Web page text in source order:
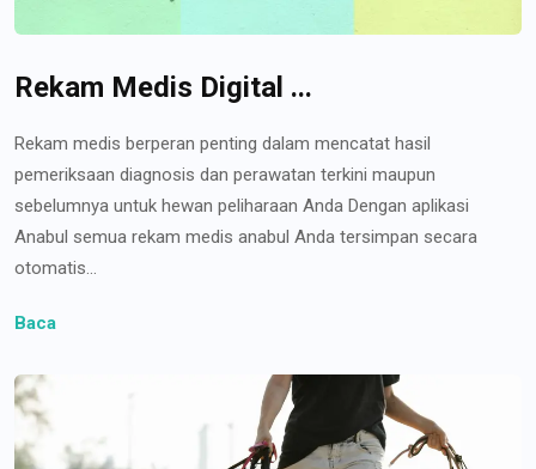
Rekam Medis Digital ...
Rekam medis berperan penting dalam mencatat hasil
pemeriksaan diagnosis dan perawatan terkini maupun
sebelumnya untuk hewan peliharaan Anda Dengan aplikasi
Anabul semua rekam medis anabul Anda tersimpan secara
otomatis...
Baca